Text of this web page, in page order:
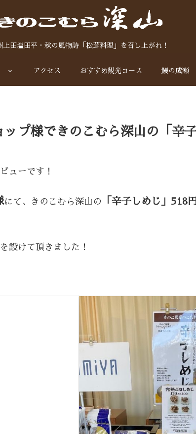
上田塩田平・秋の風物詩「松茸料理」を召し上がれ！
アクセス おすすめ観光コース 鰻の成瀬
プ様できのこむら深山の「辛
ューです！
にて、きのこむら深山の 「辛子しめじ」518
設けて頂きました！